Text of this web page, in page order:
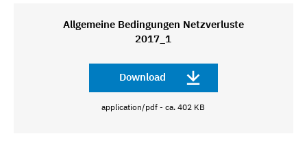
Allgemeine Bedingungen Netzverluste
2017_1
Download
application/pdf - ca. 402 KB